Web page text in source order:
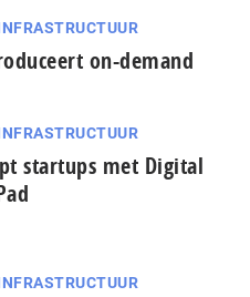
on-demand
startups met Digital